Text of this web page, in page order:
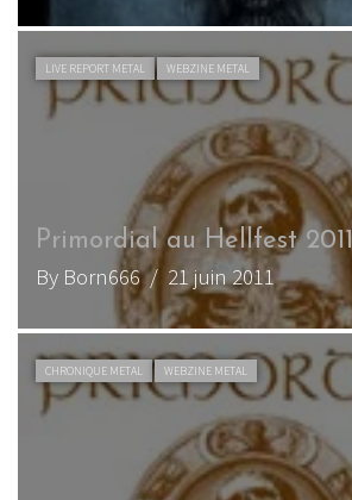
LIVE REPORT METAL WEBZINE METAL
Primordial au Hellfest 2011
By Born666/ 21 juin 2011
CHRONIQUE METAL WEBZINE METAL